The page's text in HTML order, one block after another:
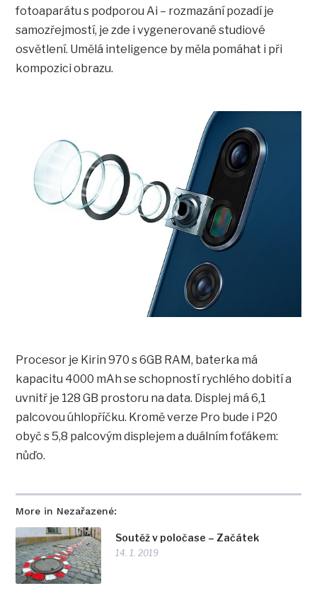
More in Nezařazené:
Soutěž v poločase – Začátek
14. 1. 2019
fotoaparátu s podporou Ai – rozmazání pozadí je
samozřejmostí, je zde i vygenerované studiové
osvětlení. Umělá inteligence by měla pomáhat i při
kompozici obrazu.
Procesor je Kirin 970 s 6GB RAM, baterka má
kapacitu 4000 mAh se schopností rychlého dobití a
uvnitř je 128 GB prostoru na data. Displej má 6,1
palcovou úhlopříčku. Kromě verze Pro bude i P20
obyč s 5,8 palcovým displejem a duálním foťákem:
nůďo.